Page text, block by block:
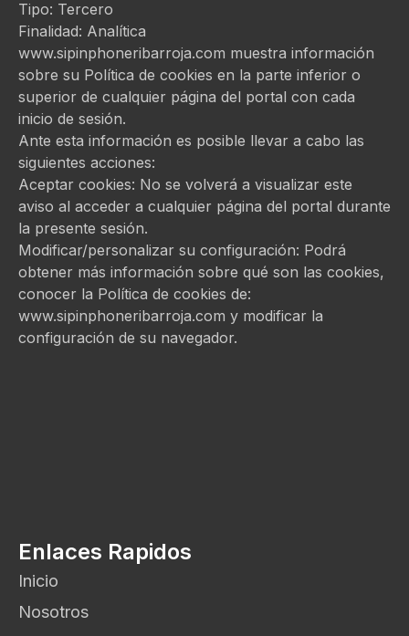
Tipo: Tercero
Finalidad: Analítica
www.sipinphoneribarroja.com muestra información
sobre su Política de cookies en la parte inferior o
superior de cualquier página del portal con cada
inicio de sesión.
Ante esta información es posible llevar a cabo las
siguientes acciones:
Aceptar cookies: No se volverá a visualizar este
aviso al acceder a cualquier página del portal durante
la presente sesión.
Modificar/personalizar su configuración: Podrá
obtener más información sobre qué son las cookies,
conocer la Política de cookies de:
www.sipinphoneribarroja.com y modificar la
configuración de su navegador.
Enlaces Rapidos
Inicio
Nosotros